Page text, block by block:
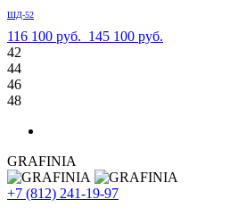
ШД-52
116 100 руб. 145 100 руб.
42
44
46
48
GRAFINIA
+7 (812) 241-19-97